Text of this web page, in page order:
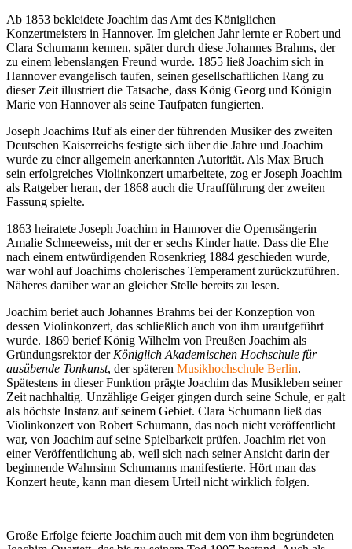
Ab 1853 bekleidete Joachim das Amt des Königlichen
Konzertmeisters in Hannover. Im gleichen Jahr lernte er Robert und
Clara Schumann kennen, später durch diese Johannes Brahms, der
zu einem lebenslangen Freund wurde. 1855 ließ Joachim sich in
Hannover evangelisch taufen, seinen gesellschaftlichen Rang zu
dieser Zeit illustriert die Tatsache, dass König Georg und Königin
Marie von Hannover als seine Taufpaten fungierten.
Joseph Joachims Ruf als einer der führenden Musiker des zweiten
Deutschen Kaiserreichs festigte sich über die Jahre und Joachim
wurde zu einer allgemein anerkannten Autorität. Als Max Bruch
sein erfolgreiches Violinkonzert umarbeitete, zog er Joseph Joachim
als Ratgeber heran, der 1868 auch die Uraufführung der zweiten
Fassung spielte.
1863 heiratete Joseph Joachim in Hannover die Opernsängerin
Amalie Schneeweiss, mit der er sechs Kinder hatte. Dass die Ehe
nach einem entwürdigenden Rosenkrieg 1884 geschieden wurde,
war wohl auf Joachims cholerisches Temperament zurückzuführen.
Näheres darüber war an gleicher Stelle bereits zu lesen.
Joachim beriet auch Johannes Brahms bei der Konzeption von
dessen Violinkonzert, das schließlich auch von ihm uraufgeführt
wurde. 1869 berief König Wilhelm von Preußen Joachim als
Gründungsrektor der Königlich Akademischen Hochschule für
ausübende Tonkunst, der späteren Musikhochschule Berlin.
Spätestens in dieser Funktion prägte Joachim das Musikleben seiner
Zeit nachhaltig. Unzählige Geiger gingen durch seine Schule, er galt
als höchste Instanz auf seinem Gebiet. Clara Schumann ließ das
Violinkonzert von Robert Schumann, das noch nicht veröffentlicht
war, von Joachim auf seine Spielbarkeit prüfen. Joachim riet von
einer Veröffentlichung ab, weil sich nach seiner Ansicht darin der
beginnende Wahnsinn Schumanns manifestierte. Hört man das
Konzert heute, kann man diesem Urteil nicht wirklich folgen.
Große Erfolge feierte Joachim auch mit dem von ihm begründeten